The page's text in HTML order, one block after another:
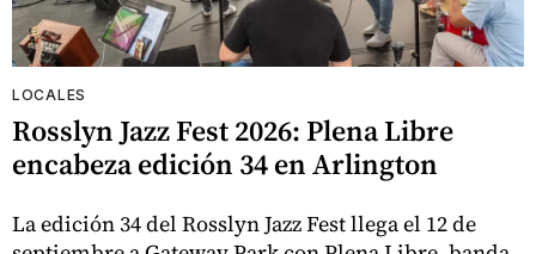
LOCALES
Rosslyn Jazz Fest 2026: Plena Libre
encabeza edición 34 en Arlington
La edición 34 del Rosslyn Jazz Fest llega el 12 de